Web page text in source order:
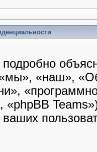
«наш»,
«phpBB